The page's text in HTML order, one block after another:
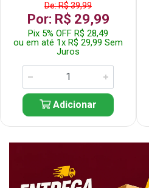
De: R$ 39,99
Por: R$ 29,99
Pix 5% OFF R$ 28,49
ou em até 1x R$ 29,99 Sem
Juros
Adicionar